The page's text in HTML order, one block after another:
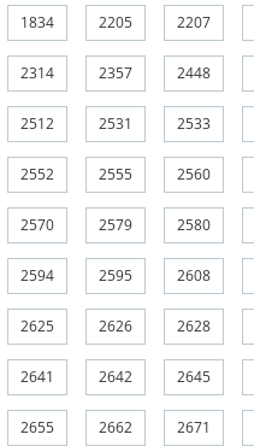
1834 2205 2207
2314 2357 2448
2512 2531 2533
2552 2555 2560
2570 2579 2580
2594 2595 2608
2625 2626 2628
2641 2642 2645
2655 2662 2671